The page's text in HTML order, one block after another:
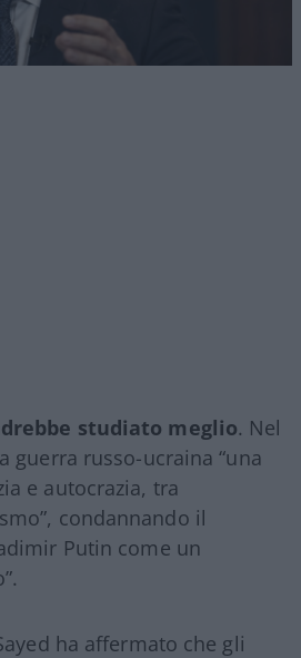
studiato meglio. Nel
guerra russo-ucraina “una
e autocrazia, tra
condannando il
Putin come un
ha affermato che gli